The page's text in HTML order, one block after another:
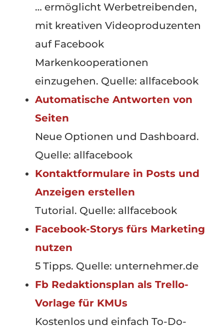
… ermöglicht Werbetreibenden,
mit kreativen Videoproduzenten
auf Facebook
Markenkooperationen
einzugehen. Quelle: allfacebook
Automatische Antworten von
Seiten
Neue Optionen und Dashboard.
Quelle: allfacebook
Kontaktformulare in Posts und
Anzeigen erstellen
Tutorial. Quelle: allfacebook
Facebook-Storys fürs Marketing
nutzen
5 Tipps. Quelle: unternehmer.de
Fb Redaktionsplan als Trello-
Vorlage für KMUs
Kostenlos und einfach To-Do-